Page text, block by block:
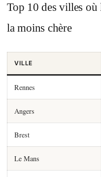
Top 10 des villes où
la moins chère
VILLE
Rennes
Angers
Brest
Le Mans